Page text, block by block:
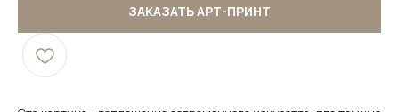
ЗАКАЗАТЬ АРТ-ПРИНТ